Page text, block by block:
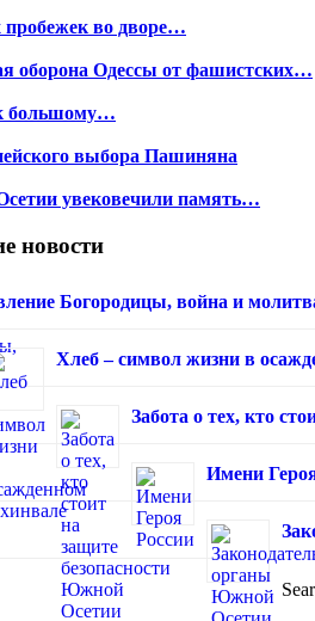
пробежек во дворе…
оборона Одессы от фашистских…
большому…
выбора Пашиняна
увековечили память…
новости
Богородицы, война и
Хлеб – символ жизни в
Забота о тех, кто
Имени